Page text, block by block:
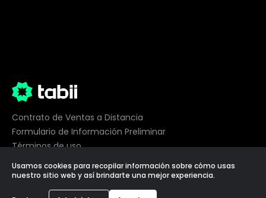
Contrato de Ventas a Distancia
Formulario de Información Preliminar
Términos de uso
Privacidad
Preferencias de cookies
Usamos cookies para recopilar información sobre cómo usas
nuestro sitio web y así brindarte una mejor experiencia.